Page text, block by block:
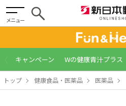
メニュー
キャンペーン Wの健康青汁プラス
トップ 健康食品・医薬品 医薬品